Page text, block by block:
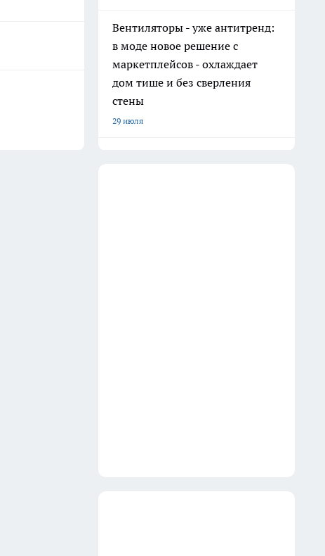
Вентиляторы - уже антитренд:
в моде новое решение с
маркетплейсов - охлаждает
дом тише и без сверления
стены
29 июля